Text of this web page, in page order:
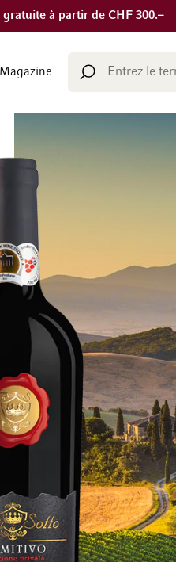
gratuite à partir de CHF 300.–
Magazine
Chercher
la galerie d’imagesPasser au